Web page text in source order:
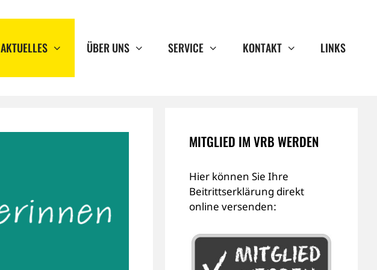
AKTUELLES ÜBER UNS SERVICE KONTAKT LINKS
MITGLIED IM VRB WERDEN
Hier können Sie Ihre
Beitrittserklärung direkt
online versenden: